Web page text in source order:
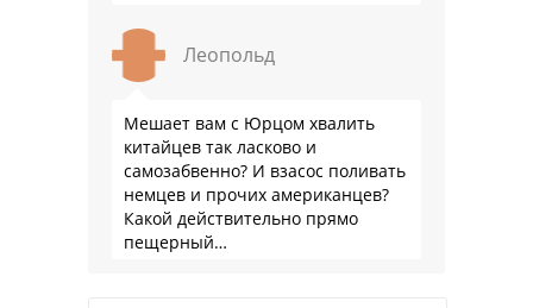
Леопольд
Мешает вам с Юрцом хвалить
китайцев так ласково и
самозабвенно? И взасос поливать
немцев и прочих американцев?
Какой действительно прямо
пещерный…